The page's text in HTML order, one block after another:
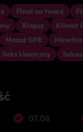
Finał na twarz
Klapsy
Klimat
Masaż GFE Minetka
Seks klasyczny
07.08